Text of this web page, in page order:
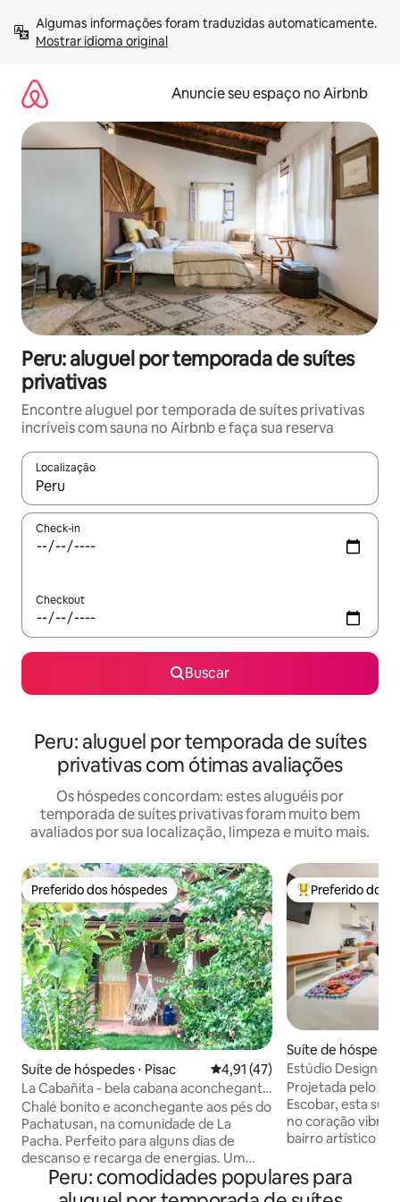
para
Mostrar idioma original
Anuncie seu espaço no Airbnb
Peru: aluguel por temporada de suítes
privativas
Encontre aluguel por temporada de suítes privativas
incríveis com sauna no Airbnb e faça sua reserva
Localização
Quando os resultados estiverem disponíveis, explore-os
Check-in
Checkout
Buscar
Peru: aluguel por temporada de suítes
privativas com ótimas avaliações
Os hóspedes concordam: estes aluguéis por
temporada de suítes privativas foram muito bem
avaliados por sua localização, limpeza e muito mais.
Preferido dos hóspedes
Preferido dos hóspedes
Suíte de hóspedes ⋅ Pisac 4,91 de uma avaliação média
4,91 (47)
La Cabañita - bela cabana aconchegante
e bem decorada
Chalé bonito e aconchegante aos pés do
Pachatusan, na comunidade de La
Pacha. Perfeito para alguns dias de
descanso e recarga de energias. Um
conceito de microcasa, é pequena e
confortável, com chuveiro quente,
Entre os
Preferido dos
Suíte de hóspedes
Estúdio Designer
privativa, A/C
Projetada pelo
Escobar, esta
no coração
bairro artístico e
nível, o espaço é
coleção
Peru: comodidades populares para